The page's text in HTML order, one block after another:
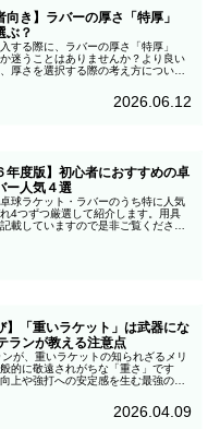
向き】ラバーの厚さ「特厚」
ぶ？
する際に、ラバーの厚さ「特厚」
か迷うことはありませんか？より良い
厚さを選択する際の考え方について
2026.06.12
年度版】初心者におすすめの卓
ー人気４選
球ラケット・ラバーのうち特に人気
4つずつ厳選して紹介します。用具
載していますので是非ご覧くださ
】「重いラケット」は武器にな
ランが教える注意点
が、重いラケットの知られざるメリ
的に敬遠されがちな「重さ」です
上や強打への安定感を生む最強の武
量選びの基準をお伝えします。
2026.04.09